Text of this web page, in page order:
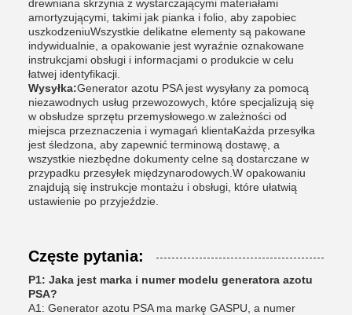
drewniana skrzynia z wystarczającymi materiałami
amortyzującymi, takimi jak pianka i folio, aby zapobiec
uszkodzeniuWszystkie delikatne elementy są pakowane
indywidualnie, a opakowanie jest wyraźnie oznakowane
instrukcjami obsługi i informacjami o produkcie w celu
łatwej identyfikacji.
Wysyłka:Generator azotu PSA jest wysyłany za pomocą
niezawodnych usług przewozowych, które specjalizują się
w obsłudze sprzętu przemysłowego.w zależności od
miejsca przeznaczenia i wymagań klientaKażda przesyłka
jest śledzona, aby zapewnić terminową dostawę, a
wszystkie niezbędne dokumenty celne są dostarczane w
przypadku przesyłek międzynarodowych.W opakowaniu
znajdują się instrukcje montażu i obsługi, które ułatwią
ustawienie po przyjeździe.
Częste pytania:
P1: Jaka jest marka i numer modelu generatora azotu
PSA?
A1: Generator azotu PSA ma markę GASPU, a numer